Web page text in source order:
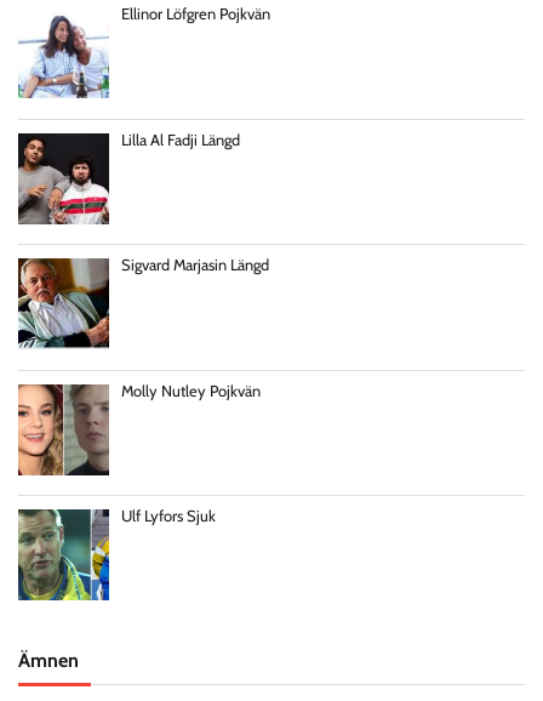
Ellinor Löfgren Pojkvän
Lilla Al Fadji Längd
Sigvard Marjasin Längd
Molly Nutley Pojkvän
Ulf Lyfors Sjuk
Ämnen